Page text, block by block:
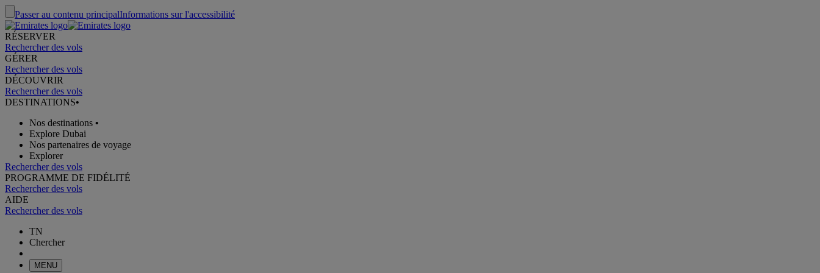
Passer au contenu principalInformations sur l'accessibilité
RÉSERVER
Rechercher des vols
GÉRER
Rechercher des vols
DÉCOUVRIR
Rechercher des vols
DESTINATIONS•
Nos destinations •
Explore Dubai
Nos partenaires de voyage
Explorer
Rechercher des vols
PROGRAMME DE FIDÉLITÉ
Rechercher des vols
AIDE
Rechercher des vols
TN
Chercher
MENU